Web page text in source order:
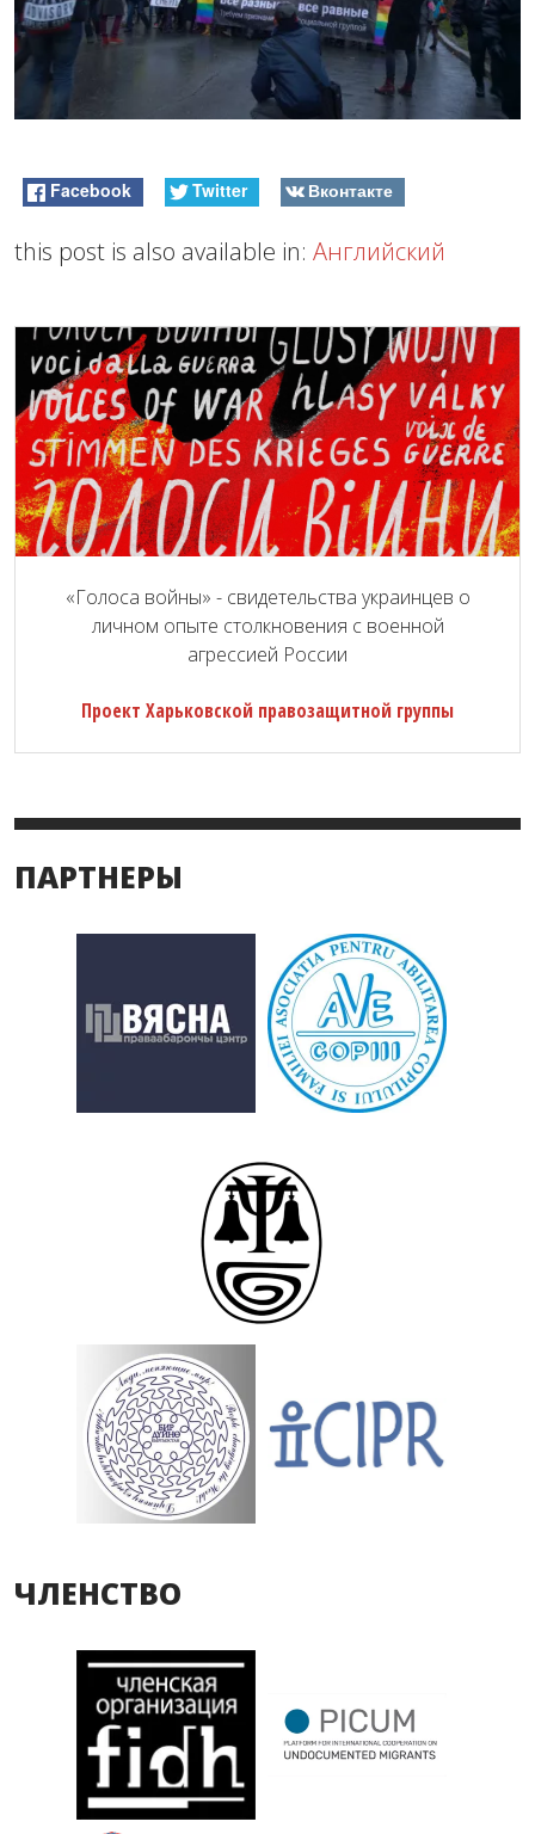
Facebook Twitter Вконтакте
this post is also available in: Английский
«Голоса войны» - свидетельства украинцев о
личном опыте столкновения с военной
агрессией России
Проект Харьковской правозащитной группы
ПАРТНЕРЫ
ЧЛЕНСТВО